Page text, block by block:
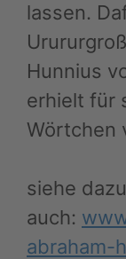
lassen.
Hunnius
erhielt für
Wörtchen
siehe dazu
auch:
abraham-